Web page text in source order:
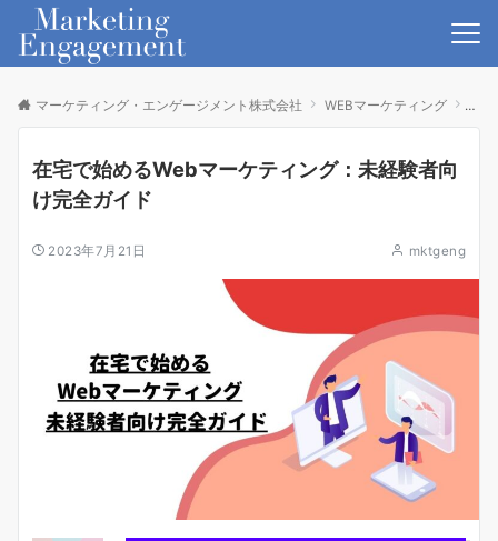
マーケティング・エンゲージメント株式会社 WEBマーケティング 在
在宅で始めるWebマーケティング：未経験者向
け完全ガイド
2023年7月21日 mktgeng